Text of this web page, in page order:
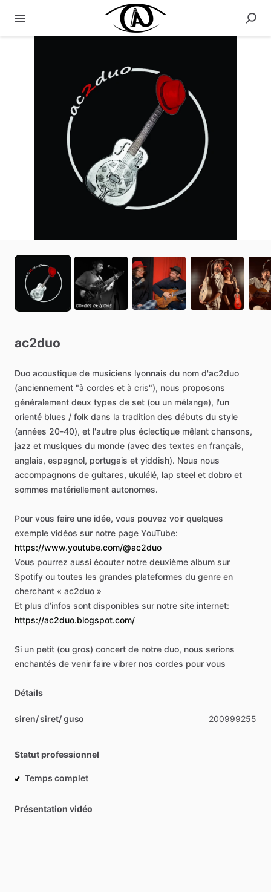
ac2duo
Duo acoustique de musiciens lyonnais du nom d'ac2duo
(anciennement "à cordes et à cris"), nous proposons
généralement deux types de set (ou un mélange), l'un
orienté blues ​/​ folk dans la tradition des débuts du style
(années 20-40), et l'autre plus éclectique mêlant chansons,
jazz et musiques du monde (avec des textes en français,
anglais, espagnol, portugais et yiddish). Nous nous
accompagnons de guitares, ukulélé, lap steel et dobro et
sommes matériellement autonomes.
Pour vous faire une idée, vous pouvez voir quelques
exemple vidéos sur notre page YouTube:
https://www.youtube.com/@ac2duo
Vous pourrez aussi écouter notre deuxième album sur
Spotify ou toutes les grandes plateformes du genre en
cherchant « ac2duo »
Et plus d’infos sont disponibles sur notre site internet:
https://ac2duo.blogspot.com/
Si un petit (ou gros) concert de notre duo, nous serions
enchantés de venir faire vibrer nos cordes pour vous
Détails
siren/ siret/ guso 200999255
Statut professionnel
Temps complet
Présentation vidéo